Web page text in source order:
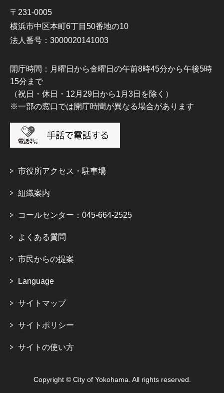
〒231-0005
横浜市中区本町6丁目50番地の10
法人番号：3000020141003
開庁時間：月曜日から金曜日の午前8時45分から午後5時
15分まで
（祝日・休日・12月29日から1月3日を除く）
※一部の窓口では開庁時間が異なる場合があります
市役所アクセス・駐車場
組織案内
コールセンター：045-664-2525
よくある質問
市民からの提案
Language
サイトマップ
サイトポリシー
サイトの使い方
Copyright © City of Yokohama. All rights reserved.